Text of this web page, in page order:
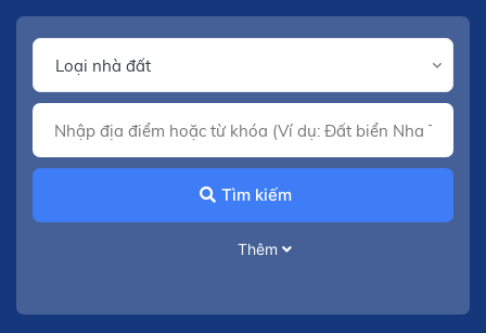
Tìm kiếm
Thêm